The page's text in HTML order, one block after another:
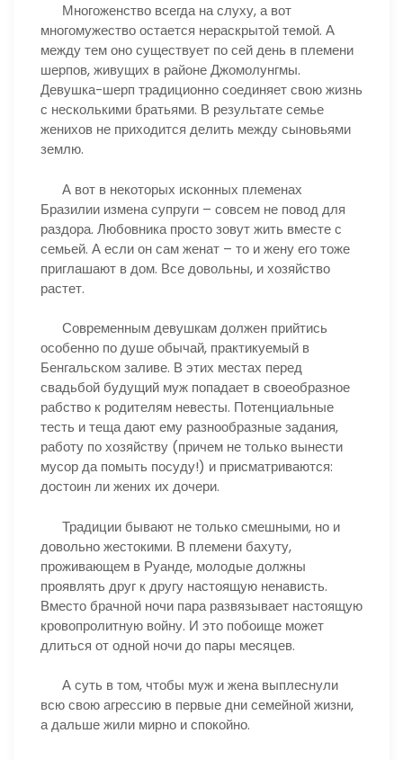
Многоженство всегда на слуху, а вот
многомужество остается нераскрытой темой. А
между тем оно существует по сей день в племени
шерпов, живущих в районе Джомолунгмы.
Девушка-шерп традиционно соединяет свою жизнь
с несколькими братьями. В результате семье
женихов не приходится делить между сыновьями
землю.
А вот в некоторых исконных племенах
Бразилии измена супруги – совсем не повод для
раздора. Любовника просто зовут жить вместе с
семьей. А если он сам женат – то и жену его тоже
приглашают в дом. Все довольны, и хозяйство
растет.
Современным девушкам должен прийтись
особенно по душе обычай, практикуемый в
Бенгальском заливе. В этих местах перед
свадьбой будущий муж попадает в своеобразное
рабство к родителям невесты. Потенциальные
тесть и теща дают ему разнообразные задания,
работу по хозяйству (причем не только вынести
мусор да помыть посуду!) и присматриваются:
достоин ли жених их дочери.
Традиции бывают не только смешными, но и
довольно жестокими. В племени бахуту,
проживающем в Руанде, молодые должны
проявлять друг к другу настоящую ненависть.
Вместо брачной ночи пара развязывает настоящую
кровопролитную войну. И это побоище может
длиться от одной ночи до пары месяцев.
А суть в том, чтобы муж и жена выплеснули
всю свою агрессию в первые дни семейной жизни,
а дальше жили мирно и спокойно.